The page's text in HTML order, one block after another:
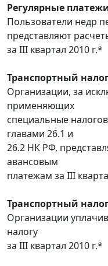
Регулярные
Пользователи недр
представляют
за III квартал 2010 г.*
Транспортный
Организации, за
применяющих
специальные
главами 26.1 и
26.2 НК РФ,
авансовым
платежам за III
Транспортный
Организации
налогу
за III квартал 2010 г.*